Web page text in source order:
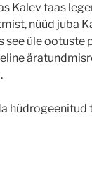
Kalev taas
nüüd juba
see üle ootuste
hüdrogeenitud